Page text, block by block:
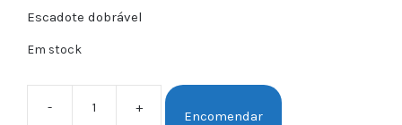
Escadote dobrável
Em stock
- +
Encomendar